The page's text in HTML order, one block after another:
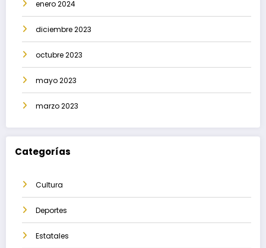
enero 2024
diciembre 2023
octubre 2023
mayo 2023
marzo 2023
Categorías
Cultura
Deportes
Estatales